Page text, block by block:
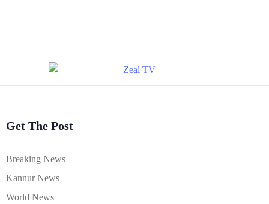
Get The Post
Breaking News
Kannur News
World News